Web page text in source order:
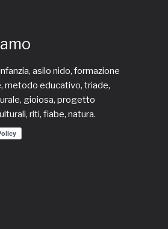
asilo nido, formazione
metodo educativo, triade,
gioiosa, progetto
riti, fiabe, natura.